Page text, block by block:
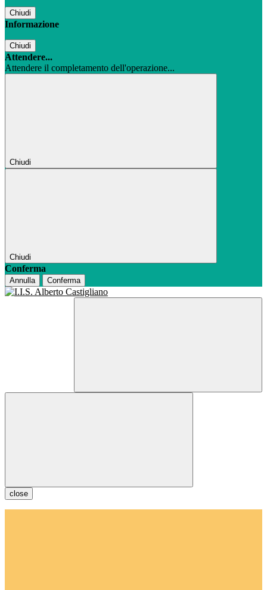
Chiudi
Informazione
Chiudi
Attendere...
Attendere il completamento dell'operazione...
Chiudi
Chiudi
Conferma
Annulla Conferma
close